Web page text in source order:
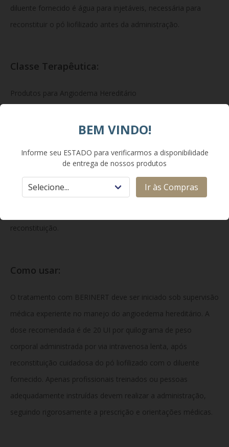
diluente fornecido é água para injetáveis, necessária para
reconstituir o pó liofilizado antes da administração.
Classe Terapêutica:
Produtos para Angiodema Hereditário
O produto é apresentado em caixa com um frasco-ampola
contendo 500 UI de inibidor de C1 esterase liofilizado e um
frasco com 10 mL de diluente para solução injetável,
reconstituição.
Como usar:
O tratamento com BERINERT deve ser iniciado sob supervisão
médica experiente no manejo do angioedema hereditário. A
dose recomendada é de 20 UI por quilograma de peso
corporal administrada por via intravenosa lenta, após
reconstituição cuidadosa do pó liofilizado com o diluente
fornecido. Apenas profissionais treinados ou pessoas
adequadamente instruídas devem realizar a administração,
seguindo rigorosamente a prescrição e orientações médicas.
BEM VINDO!
Informe seu ESTADO para verificarmos a disponibilidade
de entrega de nossos produtos
Ir às Compras